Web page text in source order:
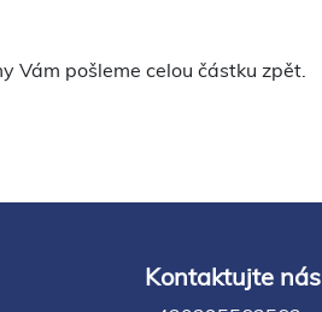
Vám pošleme celou částku zpět.
Kontaktujte nás